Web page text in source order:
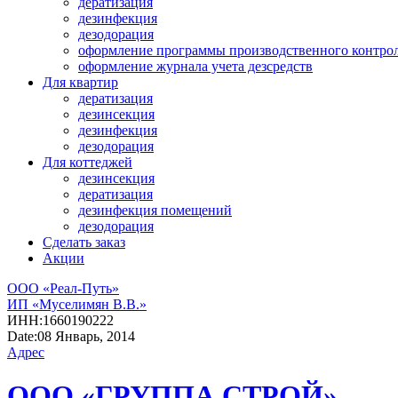
дезинфекция
дезодорация
оформление программы производственного
оформление журнала учета дезсредств
Для квартир
дератизация
дезинсекция
дезинфекция
дезодорация
Для коттеджей
дезинсекция
дератизация
дезинфекция помещений
дезодорация
Сделать заказ
Акции
ООО «Реал-Путь»
ИП «Муселимян В.В.»
ИНН:1660190222
Date:08 Январь, 2014
Адрес